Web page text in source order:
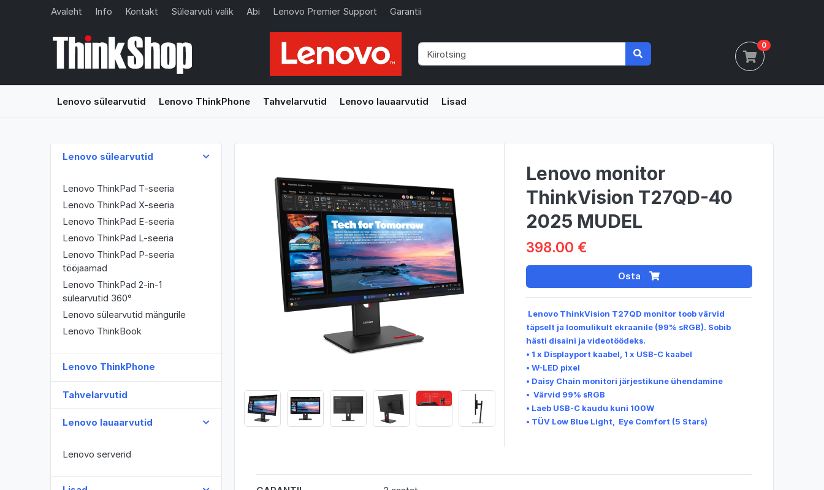
Avaleht Info Kontakt Sülearvuti valik Abi Lenovo Premier Support Garantii
0
Lenovo sülearvutid Lenovo ThinkPhone Tahvelarvutid Lenovo lauaarvutid Lisad
Lenovo sülearvutid
Lenovo ThinkPad T-seeria
Lenovo ThinkPad X-seeria
Lenovo ThinkPad E-seeria
Lenovo ThinkPad L-seeria
Lenovo ThinkPad P-seeria
tööjaamad
Lenovo ThinkPad 2-in-1
sülearvutid 360°
Lenovo sülearvutid mängurile
Lenovo ThinkBook
Lenovo ThinkPhone
Tahvelarvutid
Lenovo lauaarvutid
Lenovo serverid
Lenovo monitor
ThinkVision T27QD-40
2025 MUDEL
398.00 €
Osta
Lenovo ThinkVision T27QD monitor toob värvid
täpselt ja loomulikult ekraanile (99% sRGB). Sobib
hästi disaini ja videotöödeks.
• 1 x Displayport kaabel, 1 x USB-C kaabel
• W-LED pixel
• Daisy Chain monitori järjestikune ühendamine
• Värvid 99% sRGB
• Laeb USB-C kaudu kuni 100W
• TÜV Low Blue Light, Eye Comfort (5 Stars)